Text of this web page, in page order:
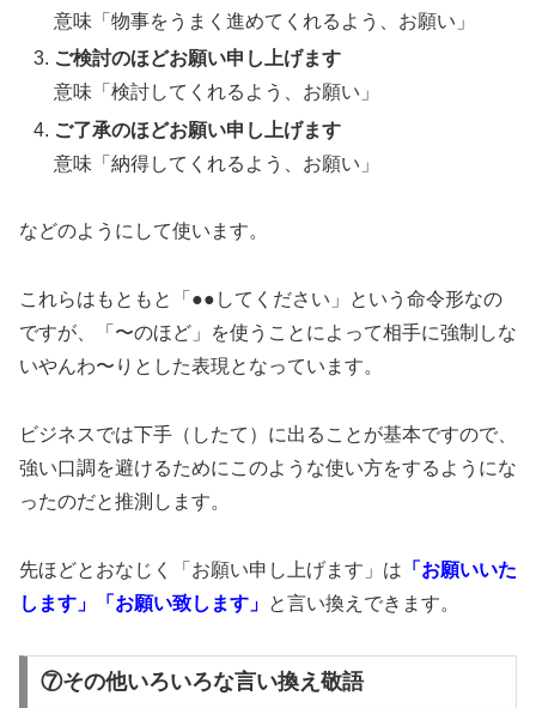
意味「物事をうまく進めてくれるよう、お願い」
ご検討のほどお願い申し上げます
意味「検討してくれるよう、お願い」
ご了承のほどお願い申し上げます
意味「納得してくれるよう、お願い」
などのようにして使います。
これらはもともと「●●してください」という命令形なの
ですが、「〜のほど」を使うことによって相手に強制しな
いやんわ〜りとした表現となっています。
ビジネスでは下手（したて）に出ることが基本ですので、
強い口調を避けるためにこのような使い方をするようにな
ったのだと推測します。
先ほどとおなじく「お願い申し上げます」は 「お願いいた
します」「お願い致します」 と言い換えできます。
⑦その他いろいろな言い換え敬語